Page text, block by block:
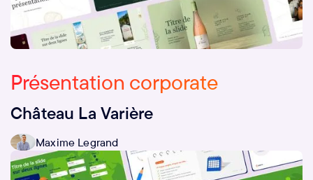
Présentation corporate
Château La Varière
Maxime Legrand